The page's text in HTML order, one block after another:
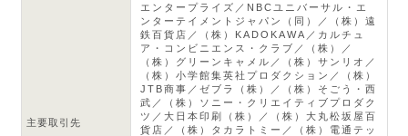
主要取引先
エンタープライズ／NBCユニバーサル・エ
ンターテイメントジャパン（同）／（株）遠
鉄百貨店／（株）KADOKAWA／カルチュ
ア・コンビニエンス・クラブ／（株）／
（株）グリーンキャメル／（株）サンリオ／
（株）小学館集英社プロダクション／（株）
JTB商事／ゼブラ（株）／（株）そごう・西
武／（株）ソニー・クリエイティブプロダク
ツ／大日本印刷（株）／（株）大丸松坂屋百
貨店／（株）タカラトミー／（株）電通テッ